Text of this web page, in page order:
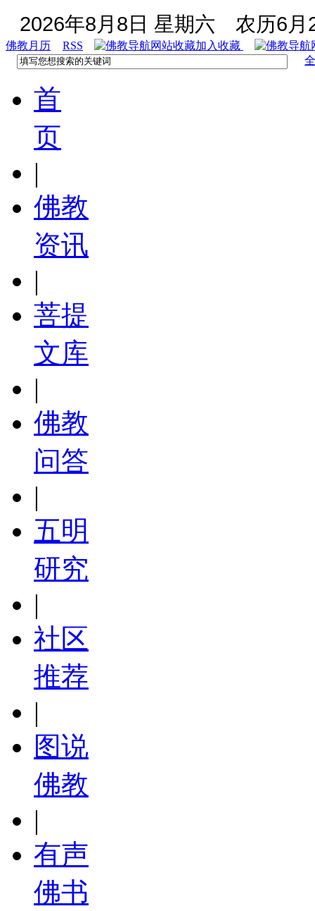
2026年8月8日 星期六 农历6月
佛教月历 RSS
加入收藏
首
页
|
佛教
资讯
|
菩提
文库
|
佛教
问答
|
五明
研究
|
社区
推荐
|
图说
佛教
|
有声
佛书